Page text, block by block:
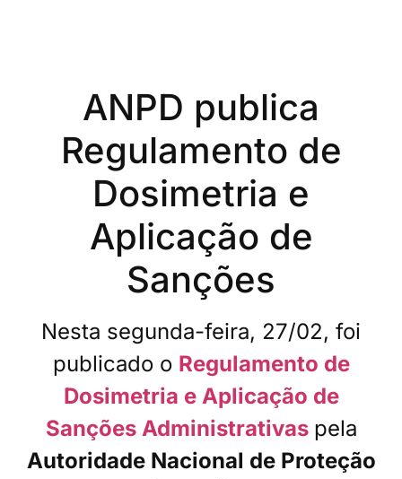
ANPD publica
Regulamento de
Dosimetria e
Aplicação de
Sanções
Nesta segunda-feira, 27/02, foi
publicado o Regulamento de
Dosimetria e Aplicação de
Sanções Administrativas pela
Autoridade Nacional de Proteção